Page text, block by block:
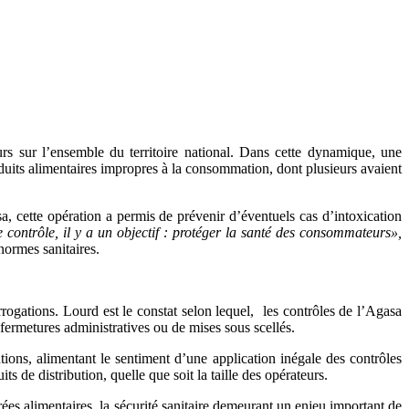
sur l’ensemble du territoire national. Dans cette dynamique, une
alimentaires impropres à la consommation, dont plusieurs avaient
opération a permis de prévenir d’éventuels cas d’intoxication
contrôle, il y a un objectif : protéger la santé des consommateurs»,
sanitaires.
Lourd est le constat selon lequel, les contrôles de l’Agasa
administratives ou de mises sous scellés.
alimentant le sentiment d’une application inégale des contrôles
de distribution, quelle que soit la taille des opérateurs.
alimentaires, la sécurité sanitaire demeurant un enjeu important de